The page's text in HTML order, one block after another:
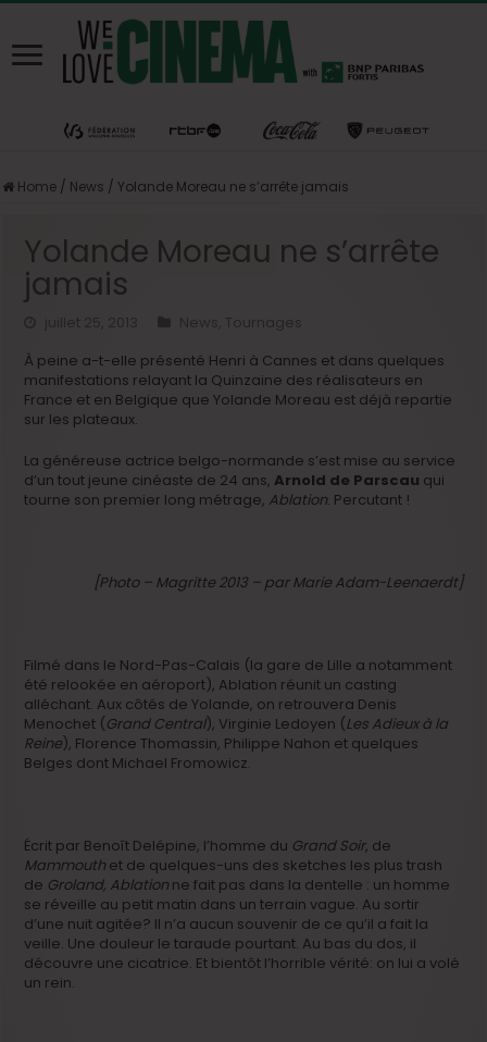
Home / News / Yolande Moreau ne s’arrête jamais
Yolande Moreau ne s’arrête
jamais
juillet 25, 2013 News
Tournages
À peine a-t-elle présenté Henri à Cannes et dans quelques
manifestations relayant la Quinzaine des réalisateurs en
France et en Belgique que Yolande Moreau est déjà repartie
sur les plateaux.
La généreuse actrice belgo-normande s’est mise au service
d’un tout jeune cinéaste de 24 ans,Arnold de Parscau qui
tourne son premier long métrage, Ablation. Percutant !
[Photo – Magritte 2013 – par Marie Adam-Leenaerdt]
Filmé dans le Nord-Pas-Calais (la gare de Lille a notamment
été relookée en aéroport), Ablation réunit un casting
alléchant. Aux côtés de Yolande, on retrouvera Denis
Menochet (Grand Central), Virginie Ledoyen (Les Adieux à la
Reine), Florence Thomassin, Philippe Nahon et quelques
Belges dont Michael Fromowicz.
Écrit par Benoît Delépine, l’homme du Grand Soir, de
Mammouth et de quelques-uns des sketches les plus trash
de Groland, Ablation ne fait pas dans la dentelle : un homme
se réveille au petit matin dans un terrain vague. Au sortir
d’une nuit agitée? Il n’a aucun souvenir de ce qu’il a fait la
veille. Une douleur le taraude pourtant. Au bas du dos, il
découvre une cicatrice. Et bientôt l’horrible vérité: on lui a volé
un rein.